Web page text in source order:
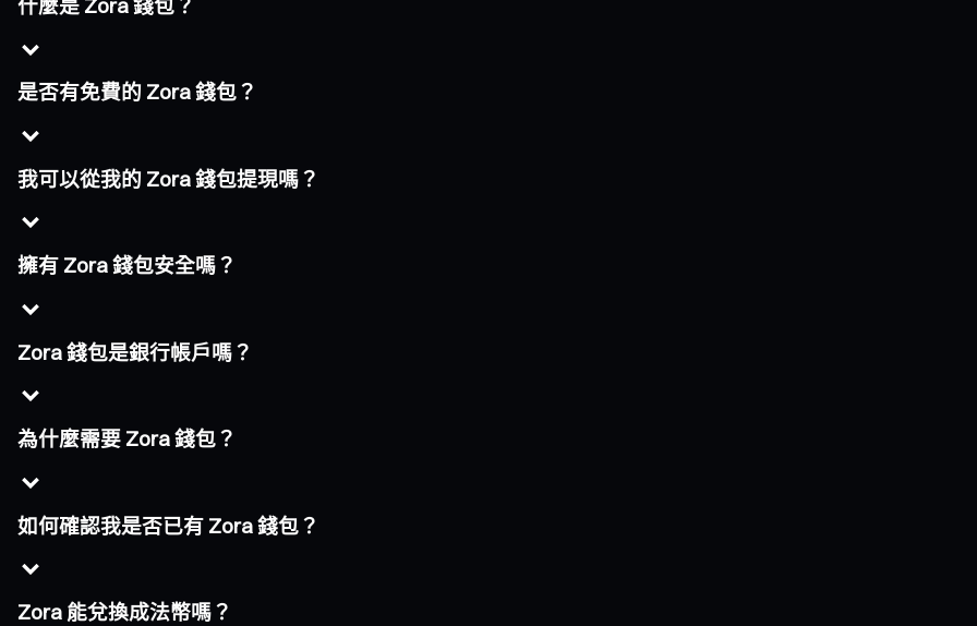
什麼是 Zora 錢包？
是否有免費的 Zora 錢包？
我可以從我的 Zora 錢包提現嗎？
擁有 Zora 錢包安全嗎？
Zora 錢包是銀行帳戶嗎？
為什麼需要 Zora 錢包？
如何確認我是否已有 Zora 錢包？
Zora 能兌換成法幣嗎？